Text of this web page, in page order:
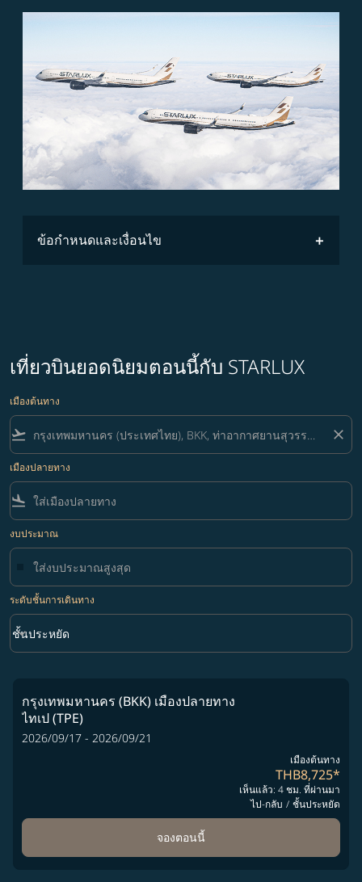
ข้อกำหนดและเงื่อนไข
เที่ยวบินยอดนิยมตอนนี้กับ STARLUX
เมืองต้นทาง
flight_takeoff close
เมืองปลายทาง
flight_land
งบประมาณ
ระดับชั้นการเดินทาง
ระดับชั้นการเดินทาง option ชั้นประหยัด Selected
ชั้นประหยัด
keyboard_arrow_down
กรุงเทพมหานคร (BKK) เมืองปลายทาง
ไทเป (TPE)
2026/09/17 - 2026/09/21
เมืองต้นทาง
THB8,725*
เห็นแล้ว: 4 ชม. ที่ผ่านมา
ไป-กลับ / ชั้นประหยัด
จองตอนนี้